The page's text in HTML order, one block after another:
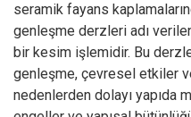
seramik fayans
genleşme derzleri adı
bir kesim işlemidir. Bu
genleşme, çevresel etkiler
nedenlerden dolayı yapıda